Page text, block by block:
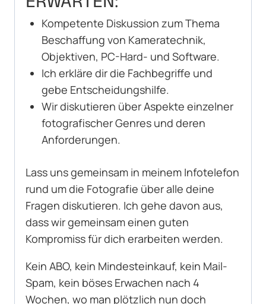
Kompetente Diskussion zum Thema
Beschaffung von Kameratechnik,
Objektiven, PC-Hard- und Software.
Ich erkläre dir die Fachbegriffe und
gebe Entscheidungshilfe.
Wir diskutieren über Aspekte einzelner
fotografischer Genres und deren
Anforderungen.
Lass uns gemeinsam in meinem Infotelefon
rund um die Fotografie über alle deine
Fragen diskutieren. Ich gehe davon aus,
dass wir gemeinsam einen guten
Kompromiss für dich erarbeiten werden.
Kein ABO, kein Mindesteinkauf, kein Mail-
Spam, kein böses Erwachen nach 4
Wochen, wo man plötzlich nun doch